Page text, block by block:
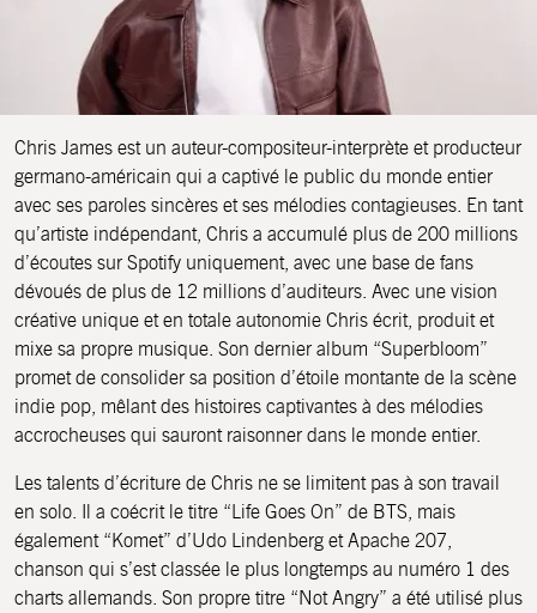
Chris James est un auteur-compositeur-interprète et producteur
germano-américain qui a captivé le public du monde entier
avec ses paroles sincères et ses mélodies contagieuses. En tant
qu’artiste indépendant, Chris a accumulé plus de 200 millions
d’écoutes sur Spotify uniquement, avec une base de fans
dévoués de plus de 12 millions d’auditeurs. Avec une vision
créative unique et en totale autonomie Chris écrit, produit et
mixe sa propre musique. Son dernier album “Superbloom”
promet de consolider sa position d’étoile montante de la scène
indie pop, mêlant des histoires captivantes à des mélodies
accrocheuses qui sauront raisonner dans le monde entier.
Les talents d’écriture de Chris ne se limitent pas à son travail
en solo. Il a coécrit le titre “Life Goes On” de BTS, mais
également “Komet” d’Udo Lindenberg et Apache 207,
chanson qui s’est classée le plus longtemps au numéro 1 des
charts allemands. Son propre titre “Not Angry” a été utilisé plus